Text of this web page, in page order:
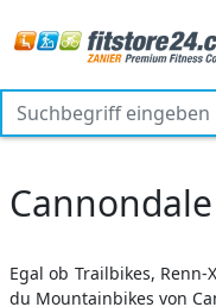
Egal ob Trailbikes, Renn-
du Mountainbikes von